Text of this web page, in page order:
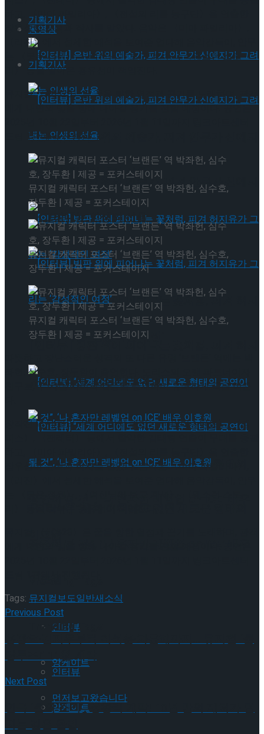
기획기사
[인터뷰] 은반 위의 예술가, 피겨 안무가 신예지
가 그려내는 인생의 선율
[인터뷰] 빙판 위에 피어나는 꽃처럼, 피겨 허지
유가 그리는 ‘감성적인 여정’
[인터뷰] “세계 어디에도 없던 새로운 형태의
인터뷰
앙케이트
먼저보고왔습니다
동영상
기획기사
[인터뷰] 은반 위의 예술가, 피겨 안무가 신예지
가 그려내는 인생의 선율
유가 그리는 ‘감성적인 여정’
Trending Tags
인터뷰
앙케이트
하고, 〈미아 파밀리아〉, 〈전설의 리틀 농구단〉을 연출한
장우성이 윤색과 작사를 맡았다. 음악은 〈미아 파밀리아〉,
〈리진〉에서 섬세한 해석을 보여준 엄다해 음악감독이, 안무
는 〈붉은 정원〉, 〈여신님이 보고 계셔〉, 〈웨스턴 스토
리〉 등을 맡아온 홍유선이 책임진다.
뮤지컬 〈#0528〉은 꿈을 향한 열정과 끈기를 노래하며, 관객
에게 내면의 빛을 향해 나아갈 용기를 전할 예정이다. 공연은
드림 1관에서 진행된다.
뮤지컬 캐릭터 포스터 ‘브랜든’ 역 박좌헌, 심수호,
장두환 | 제공 = 포커스테이지
뮤지컬 캐릭터 포스터 ‘브랜든’ 역 박좌헌, 심수호,
장두환 | 제공 = 포커스테이지
뮤지컬 캐릭터 포스터 ‘브랜든’ 역 박좌헌, 심수호,
장두환 | 제공 = 포커스테이지
좌헌, 심수호, 장두환이 출연한다. 도리스의 오랜 파트너이자
친구로, 두 사람 사이의 갈등을 중재하며 유쾌하게 극을 이끈
창작진 역시 화려하다. 〈마리 퀴리〉, 〈비더슈탄트〉, 〈멤
장우성이 윤색과 작사를 맡았다. 음악은 〈미아 파밀리아〉,
Tags: 뮤지컬보도일반새소식
Previous Post
랑루즈!’ 11월 개막
Next Post
연극 ‘물의 소리’, 성황리 개막! 10년 만의 재회가 던
지는 깊은 울림